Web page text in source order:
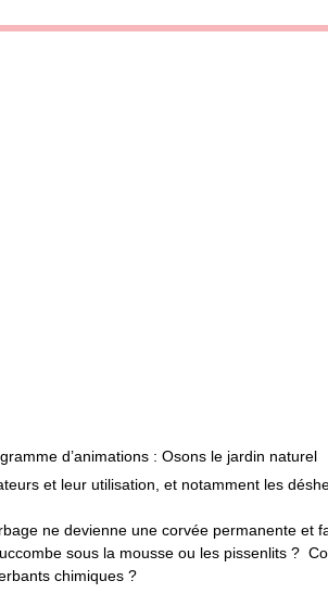
d’animations : Osons le jardin naturel
et leur utilisation, et notamment les
ne devienne une corvée permanente et
sous la mousse ou les pissenlits ?
chimiques ?